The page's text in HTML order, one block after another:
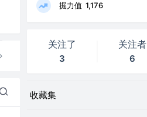
掘力值 1,176
关注了
3
关注者
6
收藏集